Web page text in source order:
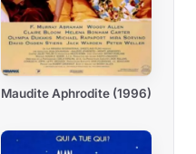
Maudite Aphrodite (1996)